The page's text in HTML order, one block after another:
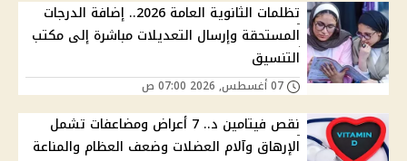
تظلمات الثانوية العامة 2026.. إضافة الدرجات
المستحقة وإرسال التعديلات مباشرة إلى مكتب
التنسيق
نقص فيتامين د.. 7 أعراض ومضاعفات تشمل
الإرهاق وآلام العضلات وضعف العظام والمناعة